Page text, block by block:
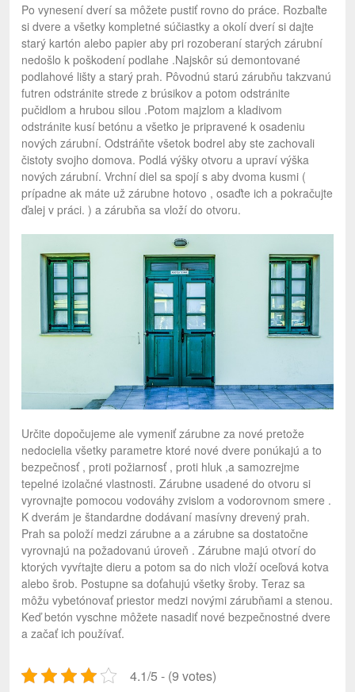
Po vynesení dverí sa môžete pustiť rovno do práce. Rozbaľte
si dvere a všetky kompletné súčiastky a okolí dverí si dajte
starý kartón alebo papier aby pri rozoberaní starých zárubní
nedošlo k poškodení podlahe .Najskôr sú demontované
podlahové lišty a starý prah. Pôvodnú starú zárubňu takzvanú
futren odstránite strede z brúsikov a potom odstránite
pučidlom a hrubou silou .Potom majzlom a kladivom
odstránite kusí betónu a všetko je pripravené k osadeniu
nových zárubní. Odstráňte všetok bodrel aby ste zachovali
čistoty svojho domova. Podlá výšky otvoru a upraví výška
nových zárubní. Vrchní diel sa spojí s aby dvoma kusmi (
prípadne ak máte už zárubne hotovo , osaďte ich a pokračujte
ďalej v práci. ) a zárubňa sa vloží do otvoru.
Určite dopočujeme ale vymeniť zárubne za nové pretože
nedocielia všetky parametre ktoré nové dvere ponúkajú a to
bezpečnosť , proti požiarnosť , proti hluk ,a samozrejme
tepelné izolačné vlastnosti. Zárubne usadené do otvoru si
vyrovnajte pomocou vodováhy zvislom a vodorovnom smere .
K dverám je štandardne dodávaní masívny drevený prah.
Prah sa položí medzi zárubne a a zárubne sa dostatočne
vyrovnajú na požadovanú úroveň . Zárubne majú otvorí do
ktorých vyvŕtajte dieru a potom sa do nich vloží oceľová kotva
alebo šrob. Postupne sa doťahujú všetky šroby. Teraz sa
môžu vybetónovať priestor medzi novými zárubňami a stenou.
Keď betón vyschne môžete nasadiť nové bezpečnostné dvere
a začať ich používať.
4.1/5 - (9 votes)